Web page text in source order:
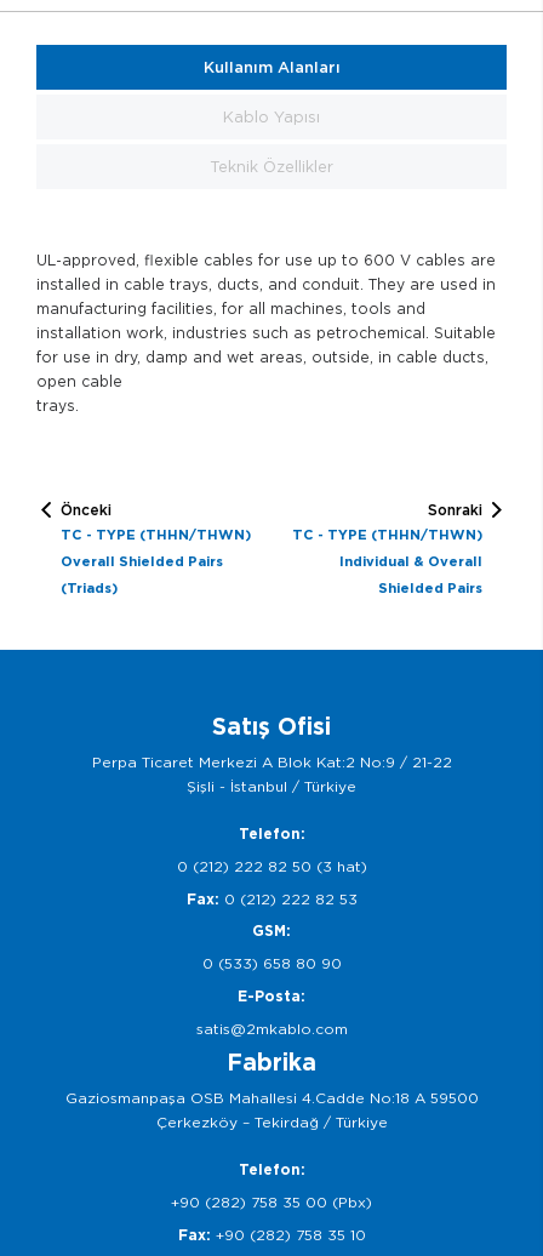
Kullanım Alanları
Kablo Yapısı
Teknik Özellikler
UL-approved, flexible cables for use up to 600 V cables are
installed in cable trays, ducts, and conduit. They are used in
manufacturing facilities, for all machines, tools and
installation work, industries such as petrochemical. Suitable
for use in dry, damp and wet areas, outside, in cable ducts,
open cable
trays.
Önceki
TC - TYPE (THHN/THWN)
Overall Shielded Pairs
(Triads)
Sonraki
TC - TYPE (THHN/THWN)
Individual & Overall
Shielded Pairs
Satış Ofisi
Perpa Ticaret Merkezi A Blok Kat:2 No:9 / 21-22
Şişli - İstanbul / Türkiye
Telefon:
0 (212) 222 82 50 (3 hat)
Fax: 0 (212) 222 82 53
GSM:
0 (533) 658 80 90
E-Posta:
satis@2mkablo.com
Fabrika
Gaziosmanpaşa OSB Mahallesi 4.Cadde No:18 A 59500
Çerkezköy – Tekirdağ / Türkiye
Telefon:
+90 (282) 758 35 00 (Pbx)
Fax: +90 (282) 758 35 10